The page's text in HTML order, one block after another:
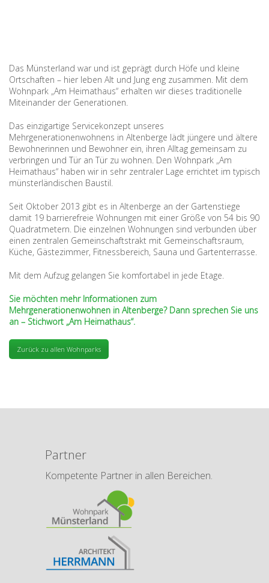
Das Münsterland war und ist geprägt durch Höfe und kleine
Ortschaften – hier leben Alt und Jung eng zusammen. Mit dem
Wohnpark „Am Heimathaus“ erhalten wir dieses traditionelle
Miteinander der Generationen.
Das einzigartige Servicekonzept unseres
Mehrgenerationenwohnens in Altenberge lädt jüngere und ältere
Bewohnerinnen und Bewohner ein, ihren Alltag gemeinsam zu
verbringen und Tür an Tür zu wohnen. Den Wohnpark „Am
Heimathaus“ haben wir in sehr zentraler Lage errichtet im typisch
münsterländischen Baustil.
Seit Oktober 2013 gibt es in Altenberge an der Gartenstiege
damit 19 barrierefreie Wohnungen mit einer Größe von 54 bis 90
Quadratmetern. Die einzelnen Wohnungen sind verbunden über
einen zentralen Gemeinschaftstrakt mit Gemeinschaftsraum,
Küche, Gästezimmer, Fitnessbereich, Sauna und Gartenterrasse.
Mit dem Aufzug gelangen Sie komfortabel in jede Etage.
Sie möchten mehr Informationen zum
Mehrgenerationenwohnen in Altenberge? Dann sprechen Sie uns
an – Stichwort „Am Heimathaus“.
Zurück zu allen Wohnparks
Partner
Kompetente Partner in allen Bereichen.